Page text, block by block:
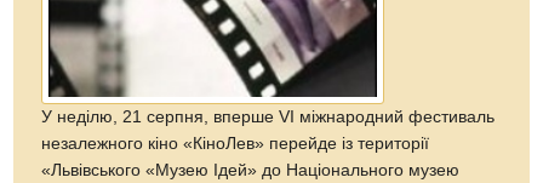
У неділю, 21 серпня, вперше VI міжнародний фестиваль
незалежного кіно «КіноЛев» перейде із території
«Львівського «Музею Ідей» до Національного музею